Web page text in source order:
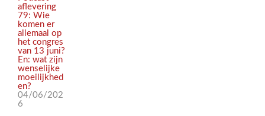
aflevering
79: Wie
komen er
allemaal op
het congres
van 13 juni?
En: wat zijn
wenselijke
moeilijkhed
en?
04/06/202
6